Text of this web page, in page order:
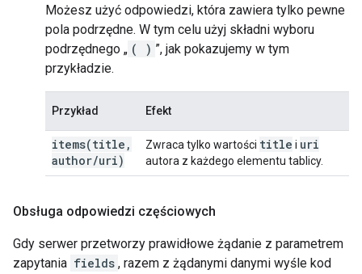
Możesz użyć odpowiedzi, która zawiera tylko pewne
pola podrzędne. W tym celu użyj składni wyboru
podrzędnego „ ( ) ”, jak pokazujemy w tym
przykładzie.
Przykład Efekt
items(title ,
author/uri)
Zwraca tylko wartości title i uri
autora z każdego elementu tablicy.
Obsługa odpowiedzi częściowych
Gdy serwer przetworzy prawidłowe żądanie z parametrem
zapytania fields , razem z żądanymi danymi wyśle kod